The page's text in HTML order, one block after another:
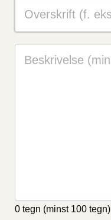
0 tegn (minst 100 tegn)